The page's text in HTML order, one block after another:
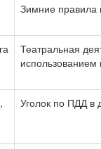
Зимние правила
Театральная
использованием
Уголок по ПДД в